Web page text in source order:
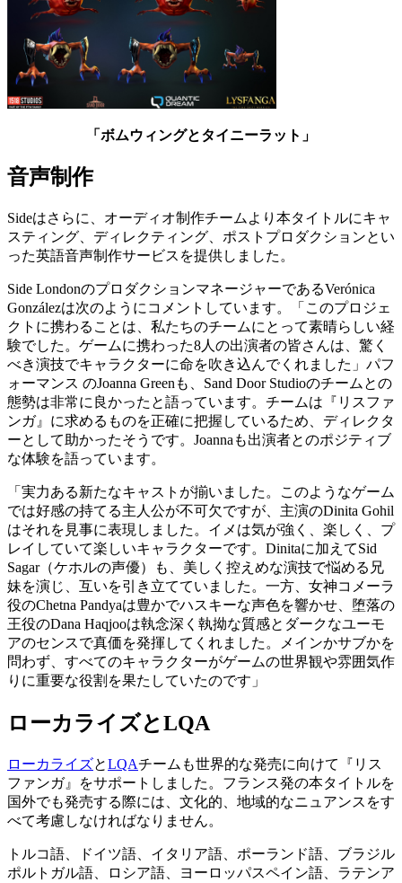
「ボムウィングとタイニーラット」
音声制作
Sideはさらに、オーディオ制作チームより本タイトルにキャ
スティング、ディレクティング、ポストプロダクションとい
った英語音声制作サービスを提供しました。
Side LondonのプロダクションマネージャーであるVerónica
Gonzálezは次のようにコメントしています。「このプロジェ
クトに携わることは、私たちのチームにとって素晴らしい経
験でした。ゲームに携わった8人の出演者の皆さんは、驚く
べき演技でキャラクターに命を吹き込んでくれました」パフ
ォーマンス のJoanna Greenも、Sand Door Studioのチームとの
態勢は非常に良かったと語っています。チームは『リスファ
ンガ』に求めるものを正確に把握しているため、ディレクタ
ーとして助かったそうです。Joannaも出演者とのポジティブ
な体験を語っています。
「実力ある新たなキャストが揃いました。このようなゲーム
では好感の持てる主人公が不可欠ですが、主演のDinita Gohil
はそれを見事に表現しました。イメは気が強く、楽しく、プ
レイしていて楽しいキャラクターです。Dinitaに加えてSid
Sagar（ケホルの声優）も、美しく控えめな演技で悩める兄
妹を演じ、互いを引き立てていました。一方、女神コメーラ
役のChetna Pandyaは豊かでハスキーな声色を響かせ、堕落の
王役のDana Haqjooは執念深く執拗な質感とダークなユーモ
アのセンスで真価を発揮してくれました。メインかサブかを
問わず、すべてのキャラクターがゲームの世界観や雰囲気作
りに重要な役割を果たしていたのです」
ローカライズとLQA
ローカライズとLQAチームも世界的な発売に向けて『リス
ファンガ』をサポートしました。フランス発の本タイトルを
国外でも発売する際には、文化的、地域的なニュアンスをす
べて考慮しなければなりません。
トルコ語、ドイツ語、イタリア語、ポーランド語、ブラジル
ポルトガル語、ロシア語、ヨーロッパスペイン語、ラテンア